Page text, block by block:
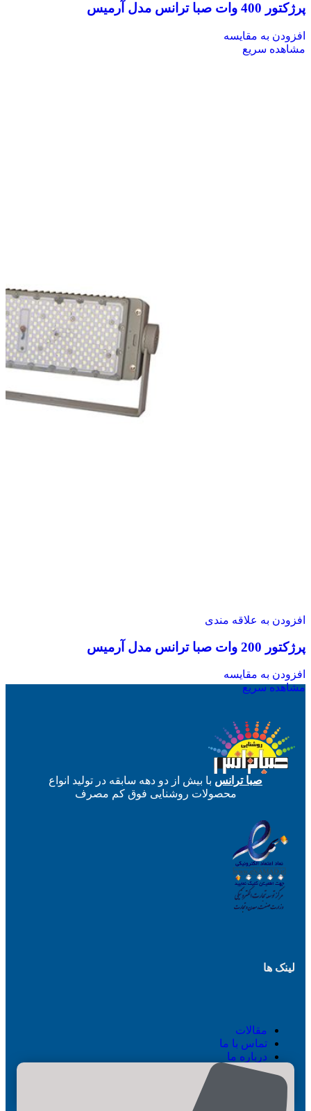
پرژکتور 400 وات صبا ترانس مدل آرمیس
افزودن به مقایسه
مشاهده سریع
افزودن به علاقه مندی
پرژکتور 200 وات صبا ترانس مدل آرمیس
افزودن به مقایسه
مشاهده سریع
صبا ترانس با بیش از دو دهه سابقه در تولید انواع
محصولات روشنایی فوق کم مصرف
لینک ها
مقالات
تماس با ما
درباره ما